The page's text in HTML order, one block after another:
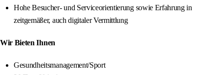
Hohe Besucher- und Serviceorientierung sowie Erfahrung in
zeitgemäßer, auch digitaler Vermittlung
Wir Bieten Ihnen
Gesundheitsmanagement/Sport